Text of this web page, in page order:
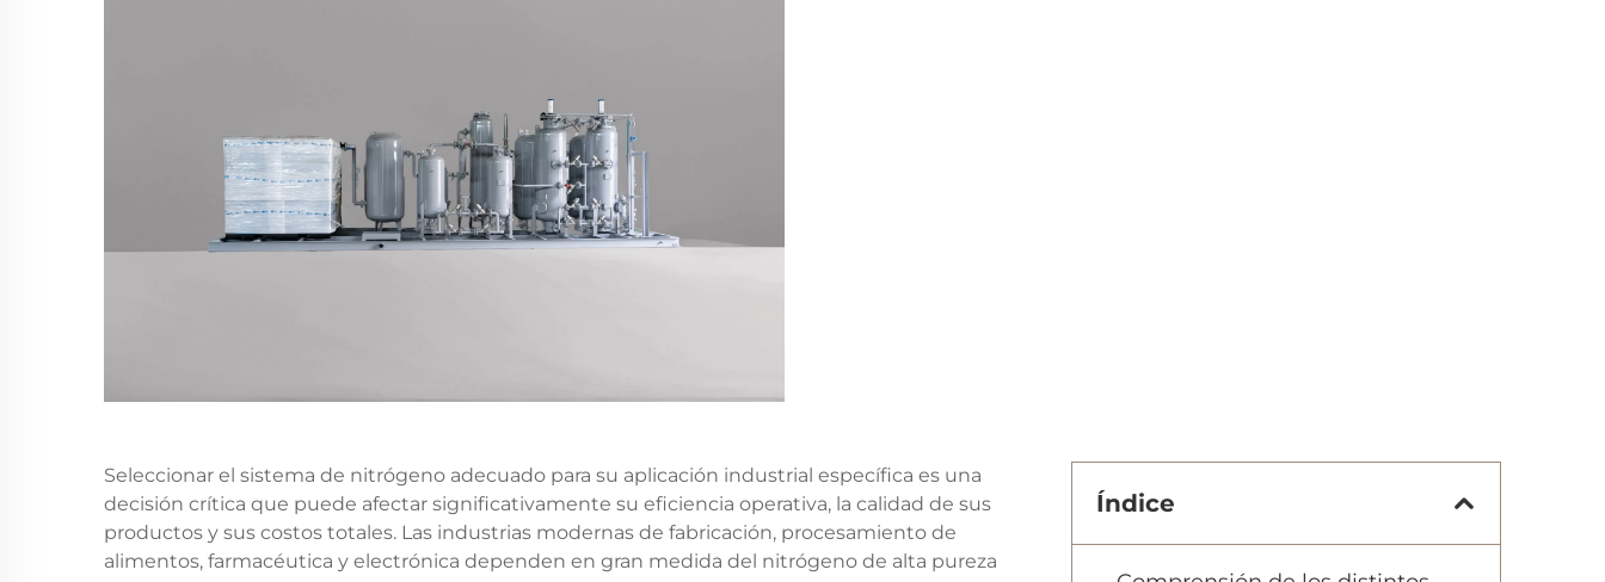
Seleccionar el sistema de nitrógeno adecuado para su aplicación industrial específica es una
decisión crítica que puede afectar significativamente su eficiencia operativa, la calidad de sus
productos y sus costos totales. Las industrias modernas de fabricación, procesamiento de
alimentos, farmacéutica y electrónica dependen en gran medida del nitrógeno de alta pureza
Índice